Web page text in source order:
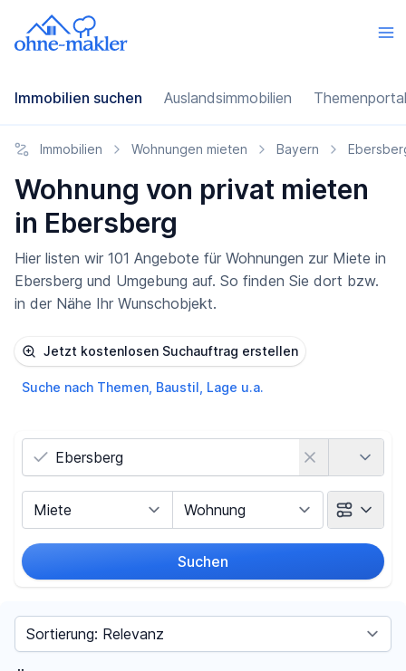
Immobilien suchen Auslandsimmobilien
Immobilien Wohnungen mieten Bayern
Wohnung von privat mieten
in Ebersberg
Hier listen wir 101 Angebote für Wohnungen zur Miete in
Ebersberg und Umgebung auf. So finden Sie dort bzw.
in der Nähe Ihr Wunschobjekt.
Jetzt kostenlosen Suchauftrag erstellen
Suche nach Themen, Baustil, Lage u.a.
Suchen
Sortieren nach